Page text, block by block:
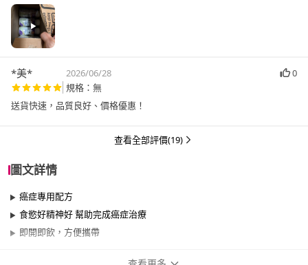
*美* 2026/06/28
0
規格：無
送貨快速，品質良好、價格優惠！
查看全部評價(19)
圖文詳情
癌症專用配方
食慾好精神好 幫助完成癌症治療
即開即飲，方便攜帶